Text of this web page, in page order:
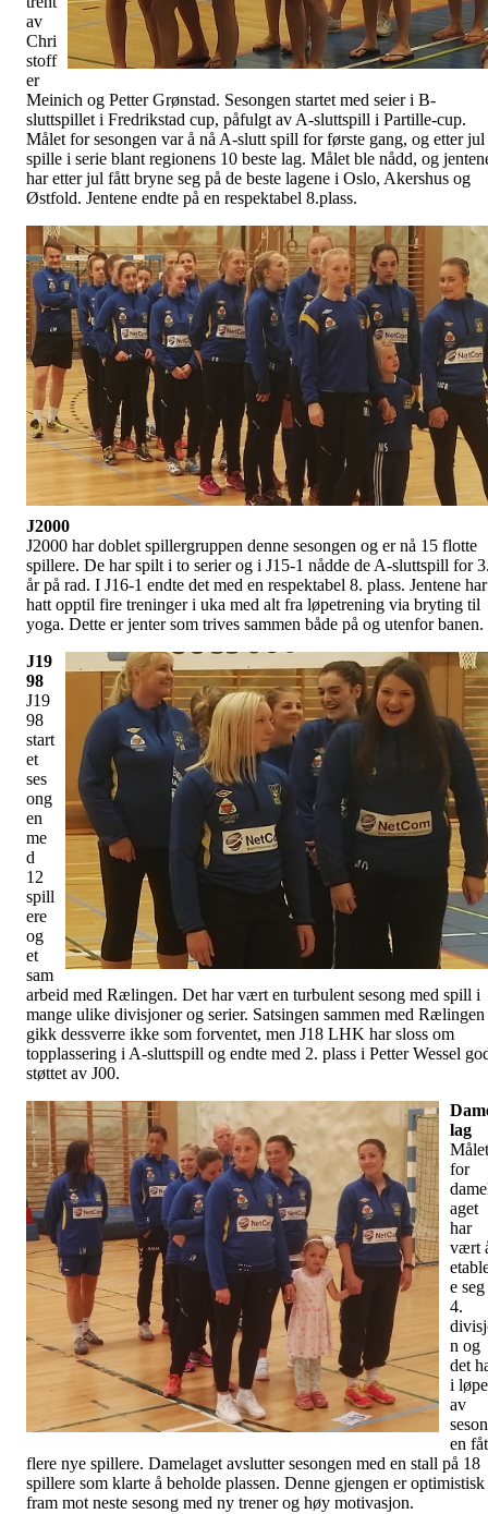
av
Chri
stoff
er
Meinich og Petter Grønstad. Sesongen startet med seier i B-
sluttspillet i Fredrikstad cup, påfulgt av A-sluttspill i Partille-cup.
Målet for sesongen var å nå A-slutt spill for første gang, og etter jul
spille i serie blant regionens 10 beste lag. Målet ble nådd, og
har etter jul fått bryne seg på de beste lagene i Oslo, Akershus og
Østfold. Jentene endte på en respektabel 8.plass.
J2000
J2000 har doblet spillergruppen denne sesongen og er nå 15 flotte
spillere. De har spilt i to serier og i J15-1 nådde de A-sluttspill for
år på rad. I J16-1 endte det med en respektabel 8. plass. Jentene har
hatt opptil fire treninger i uka med alt fra løpetrening via bryting til
yoga. Dette er jenter som trives sammen både på og utenfor banen.
J19
98
J19
98
start
et
ses
ong
en
me
d
12
spill
ere
og
et
sam
arbeid med Rælingen. Det har vært en turbulent sesong med spill i
mange ulike divisjoner og serier. Satsingen sammen med Rælingen
gikk dessverre ikke som forventet, men J18 LHK har sloss om
topplassering i A-sluttspill og endte med 2. plass i Petter Wessel
støttet av J00.
lag
Målet
for
aget
har
vært
e
4.
n og
det
i
av
en
flere nye spillere. Damelaget avslutter sesongen med en stall på 18
spillere som klarte å beholde plassen. Denne gjengen er optimistisk
fram mot neste sesong med ny trener og høy motivasjon.